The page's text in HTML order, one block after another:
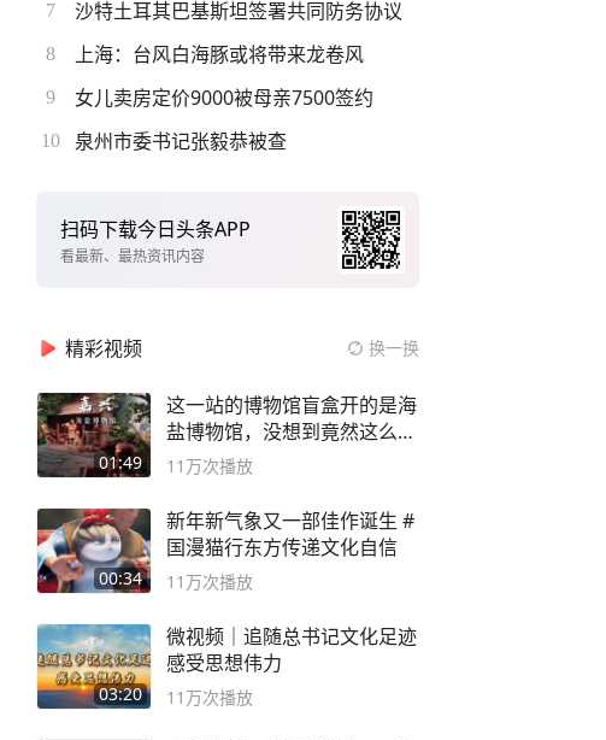
7 沙特土耳其巴基斯坦签署共同防务协议
8 上海：台风白海豚或将带来龙卷风
9 女儿卖房定价9000被母亲7500签约
10 泉州市委书记张毅恭被查
扫码下载今日头条APP
看最新、最热资讯内容
精彩视频 换一换
01:49
这一站的博物馆盲盒开的是海
盐博物馆，没想到竟然这么好
逛！
11万次播放
00:34
新年新气象又一部佳作诞生 #
国漫猫行东方传递文化自信
11万次播放
03:20
微视频｜追随总书记文化足迹
感受思想伟力
11万次播放